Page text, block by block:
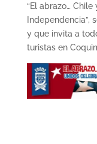
“El abrazo…
Independencia”,
y que invita a
turistas en